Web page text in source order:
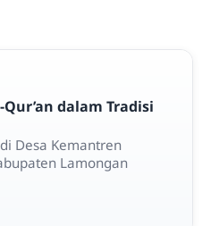
dalam Tradisi
Desa Kemantren
Lamongan